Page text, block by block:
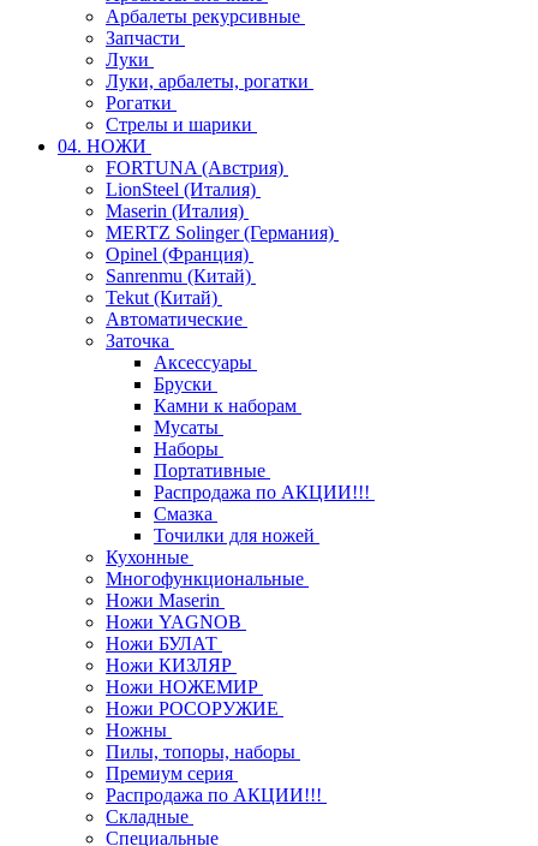
Арбалеты рекурсивные
Запчасти
Луки
Луки, арбалеты, рогатки
Рогатки
Стрелы и шарики
04. НОЖИ
FORTUNA (Австрия)
LionSteel (Италия)
Maserin (Италия)
MERTZ Solinger (Германия)
Opinel (Франция)
Sanrenmu (Китай)
Tekut (Китай)
Автоматические
Заточка
Аксессуары
Бруски
Камни к наборам
Мусаты
Наборы
Портативные
Распродажа по АКЦИИ!!!
Смазка
Точилки для ножей
Кухонные
Многофункциональные
Ножи Maserin
Ножи YAGNOB
Ножи БУЛАТ
Ножи КИЗЛЯР
Ножи НОЖЕМИР
Ножи РОСОРУЖИЕ
Ножны
Пилы, топоры, наборы
Премиум серия
Распродажа по АКЦИИ!!!
Складные
Специальные